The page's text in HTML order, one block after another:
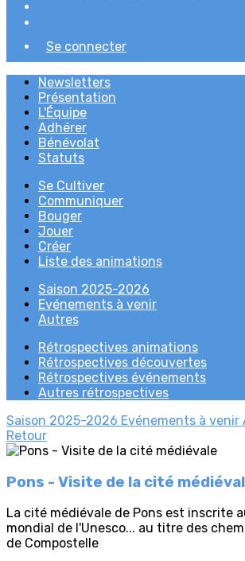
Se connecter
Newsletters
Présentation
L'Équipe
Adhérer
Bénévolat
Statuts
Se Cultiver
Communiquer
Bouger
Jouer
Créer
Liste des animations
Saison 2025-2026
Evénements à venir
Autres
Rétrospectives animations
Rétrospectives découvertes
Rétrospectives événements
Autres rétrospectives
Saison 2025-2026 Evénements à venir
Retour
Pons - Visite de la cité
La cité médiévale de Pons est inscrite
mondial de l'Unesco... au titre des
de Compostelle